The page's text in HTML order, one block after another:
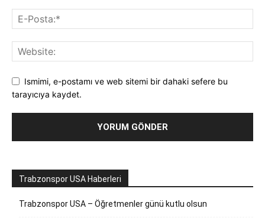
Ismimi, e-postamı ve web sitemi bir dahaki sefere bu
tarayıcıya kaydet.
Trabzonspor USA Haberleri
Trabzonspor USA – Öğretmenler günü kutlu olsun